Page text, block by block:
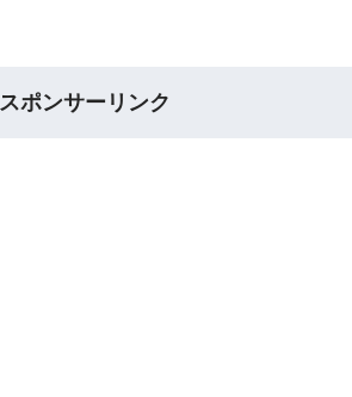
スポンサーリンク